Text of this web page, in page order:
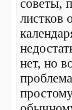
советы,
листков
нет, но